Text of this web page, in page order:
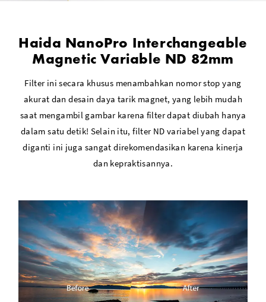
Haida NanoPro Interchangeable
Magnetic Variable ND 82mm
Filter ini secara khusus menambahkan nomor stop yang
akurat dan desain daya tarik magnet, yang lebih mudah
saat mengambil gambar karena filter dapat diubah hanya
dalam satu detik! Selain itu, filter ND variabel yang dapat
diganti ini juga sangat direkomendasikan karena kinerja
dan kepraktisannya.